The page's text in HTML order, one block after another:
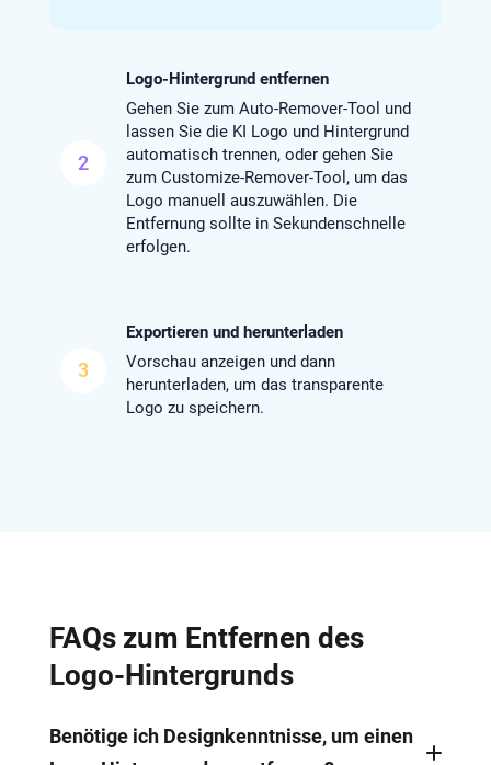
2
Logo-Hintergrund entfernen
Gehen Sie zum Auto-Remover-Tool und
lassen Sie die KI Logo und Hintergrund
automatisch trennen, oder gehen Sie
zum Customize-Remover-Tool, um das
Logo manuell auszuwählen. Die
Entfernung sollte in Sekundenschnelle
erfolgen.
3
Exportieren und herunterladen
Vorschau anzeigen und dann
herunterladen, um das transparente
Logo zu speichern.
FAQs zum Entfernen des
Logo-Hintergrunds
Benötige ich Designkenntnisse, um einen